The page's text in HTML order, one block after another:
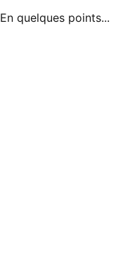
En quelques points...